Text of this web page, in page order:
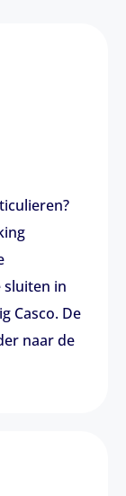
sluiten in
Casco. De
naar de